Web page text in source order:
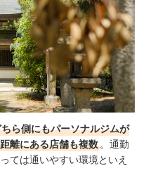
ら側にもパーソナルジムが
離にある店舗も複数 。通勤
ては通いやすい環境といえ